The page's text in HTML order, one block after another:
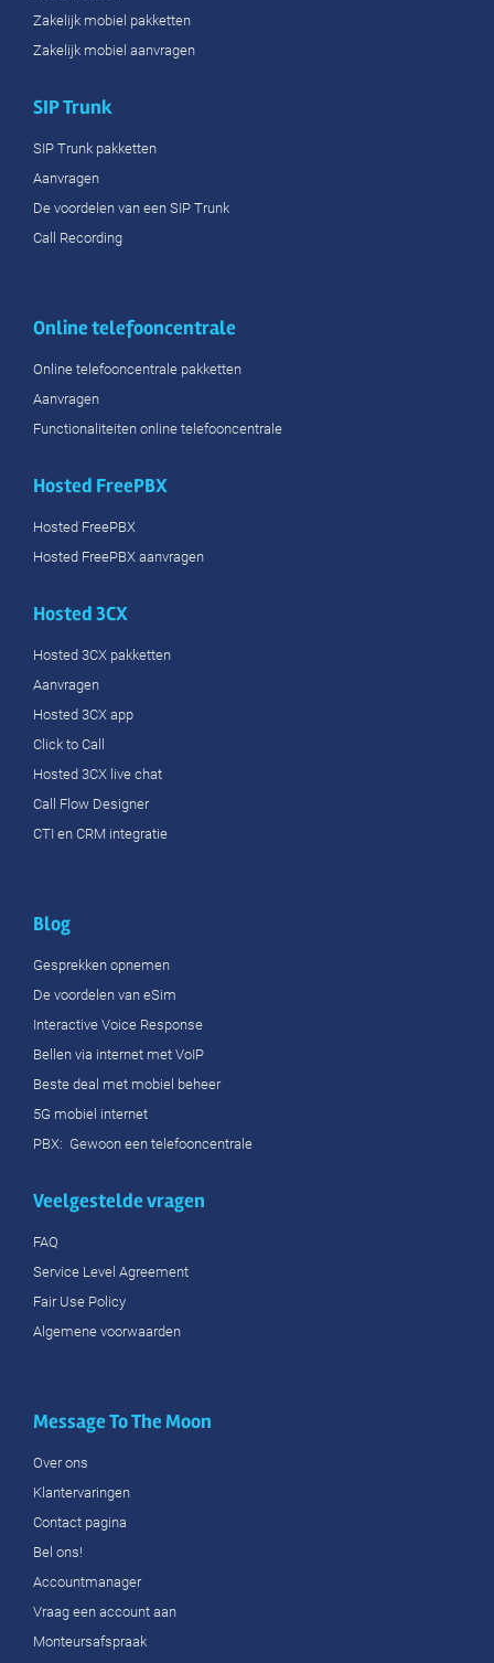
Zakelijk mobiel pakketten
Zakelijk mobiel aanvragen
SIP Trunk
SIP Trunk pakketten
Aanvragen
De voordelen van een SIP Trunk
Call Recording
Online telefooncentrale
Online telefooncentrale pakketten
Aanvragen
Functionaliteiten online telefooncentrale
Hosted FreePBX
Hosted FreePBX
Hosted FreePBX aanvragen
Hosted 3CX
Hosted 3CX pakketten
Aanvragen
Hosted 3CX app
Click to Call
Hosted 3CX live chat
Call Flow Designer
CTI en CRM integratie
Blog
Gesprekken opnemen
De voordelen van eSim
Interactive Voice Response
Bellen via internet met VoIP
Beste deal met mobiel beheer
5G mobiel internet
PBX: Gewoon een telefooncentrale
Veelgestelde vragen
FAQ
Service Level Agreement
Fair Use Policy
Algemene voorwaarden
Message To The Moon
Over ons
Klantervaringen
Contact pagina
Bel ons!
Accountmanager
Vraag een account aan
Monteursafspraak